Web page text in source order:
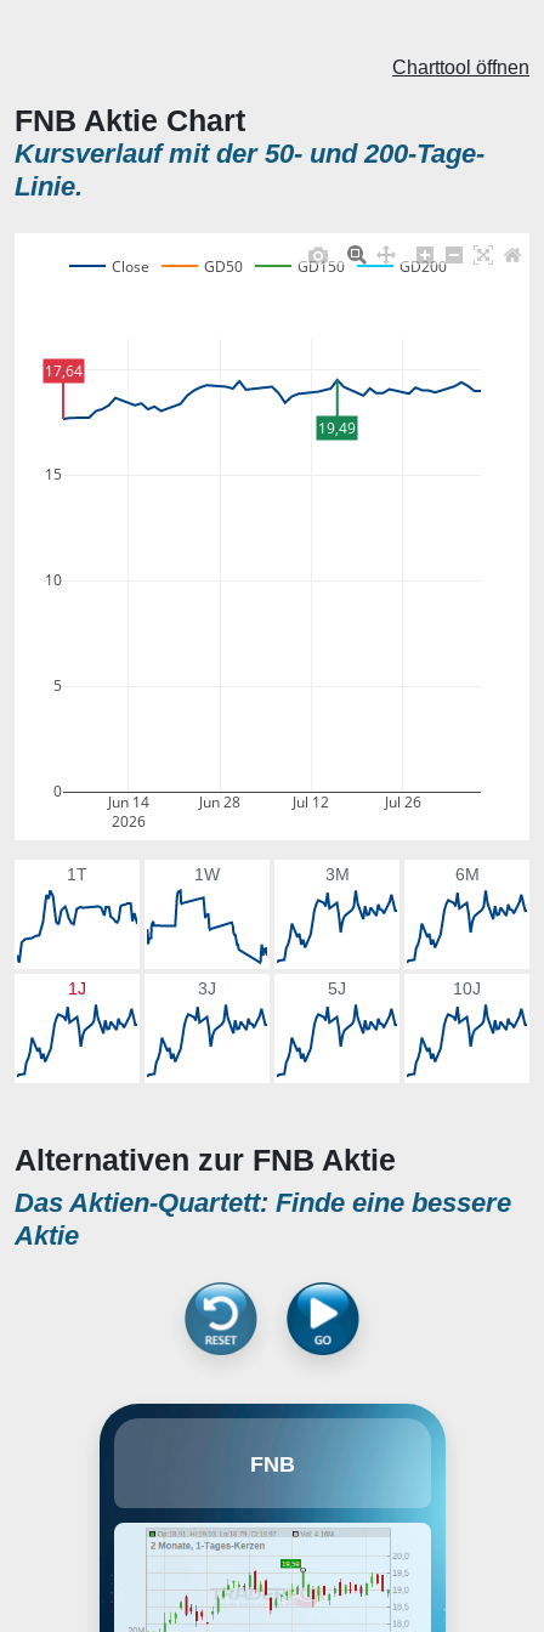
FNB Aktie Chart
Kursverlauf mit der 50- und 200-Tage-
Linie.
Charttool öffnen
Jun 14
2026
Jun 28 Jul 12 Jul 26
0
5
10
15
20
Close GD50 GD150 GD200
19,49
17,64
1T 1W 3M 6M
1J 3J 5J 10J
Alternativen zur FNB Aktie
Das Aktien-Quartett: Finde eine bessere
Aktie
FNB
company, which engages in the
consumers, corporations,
governments, and small to
medium-sized businesses. It
operates through the following
segments: Community Banking,
Wealth Management, Insurance,